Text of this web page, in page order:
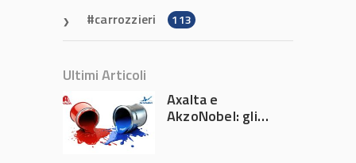
carrozzieri 113
Ultimi Articoli
Axalta e
AkzoNobel: gli